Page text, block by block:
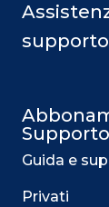
Supporto
Guida e
Privati